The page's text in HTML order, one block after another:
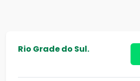
Rio Grade do Sul.